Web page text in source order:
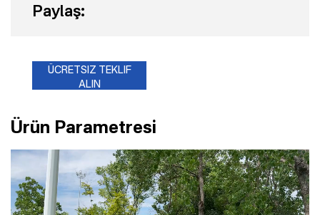
Paylaş:
ÜCRETSIZ TEKLIF
ALIN
Ürün Parametresi